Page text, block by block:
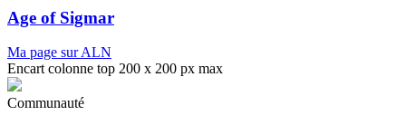
Age of Sigmar
Ma page sur ALN
Encart colonne top 200 x 200 px max
Communauté